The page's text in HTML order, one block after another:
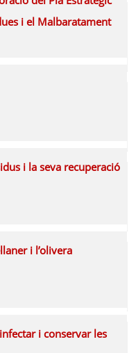
i el Malbaratament
i la seva recuperació
i l’olivera
i conservar les